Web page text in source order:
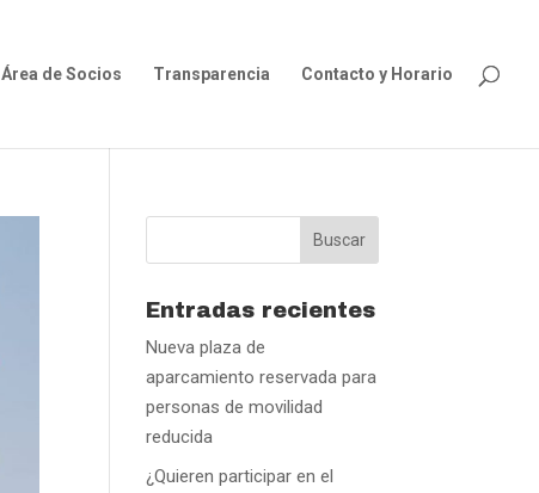
Área de Socios Transparencia Contacto y Horario
Entradas recientes
Nueva plaza de
aparcamiento reservada para
personas de movilidad
reducida
¿Quieren participar en el